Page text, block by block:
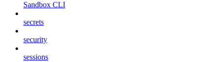
Sandbox CLI
secrets
security
sessions